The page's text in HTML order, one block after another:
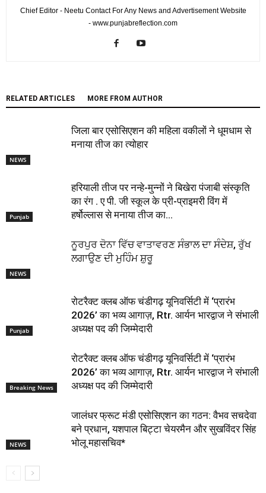
Chief Editor - Neetu Contact For Any News and Advertisement Website
- www.punjabreflection.com
RELATED ARTICLES MORE FROM AUTHOR
NEWS
जिला बार एसोसिएशन की महिला वकीलों ने धूमधाम से
मनाया तीज का त्योहार
Punjab
हरियाली तीज पर नन्हे-मुन्नों ने बिखेरा पंजाबी संस्कृति
का रंग . ए पी. जी स्कूल के प्री-प्राइमरी विंग में
हर्षोल्लास से मनाया तीज का...
NEWS
ਨੂਰਪੁਰ ਦੋਨਾ ਵਿੱਚ ਵਾਤਾਵਰਣ ਸੰਭਾਲ ਦਾ ਸੰਦੇਸ਼, ਰੁੱਖ
ਲਗਾਉਣ ਦੀ ਮੁਹਿੰਮ ਸ਼ੁਰੂ
Punjab
रोटरैक्ट क्लब ऑफ चंडीगढ़ यूनिवर्सिटी में ‘प्रारंभ
2026’ का भव्य आगाज़, Rtr. आर्यन भारद्वाज ने संभाली
अध्यक्ष पद की जिम्मेदारी
Breaking News
रोटरैक्ट क्लब ऑफ चंडीगढ़ यूनिवर्सिटी में ‘प्रारंभ
2026’ का भव्य आगाज़, Rtr. आर्यन भारद्वाज ने संभाली
अध्यक्ष पद की जिम्मेदारी
NEWS
जालंधर फ्रूट मंडी एसोसिएशन का गठन: वैभव सचदेवा
बने प्रधान, यशपाल बिट्टा चेयरमैन और सुखविंदर सिंह
भोलू महासचिव*